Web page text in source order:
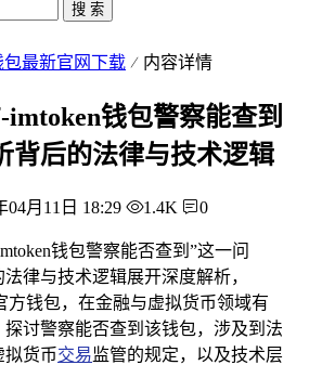
搜 索
包最新官网下载 内容详情
钱包警察能查到
背后的法律与技术逻辑
04月11日 18:29 1.4K 0
钱包警察能否查到”这一问
律与技术逻辑展开深度解析，
方钱包，在金融与虚拟货币领域有
讨警察能否查到该钱包，涉及到法
拟货币交易监管的规定，以及技术层